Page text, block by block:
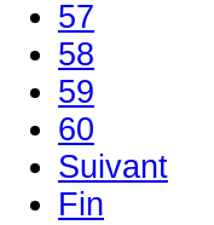
57
58
59
60
Suivant
Fin